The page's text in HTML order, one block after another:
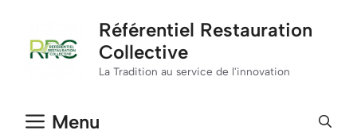
contenu
Référentiel Restauration
Collective
La Tradition au service de l'innovation
Menu